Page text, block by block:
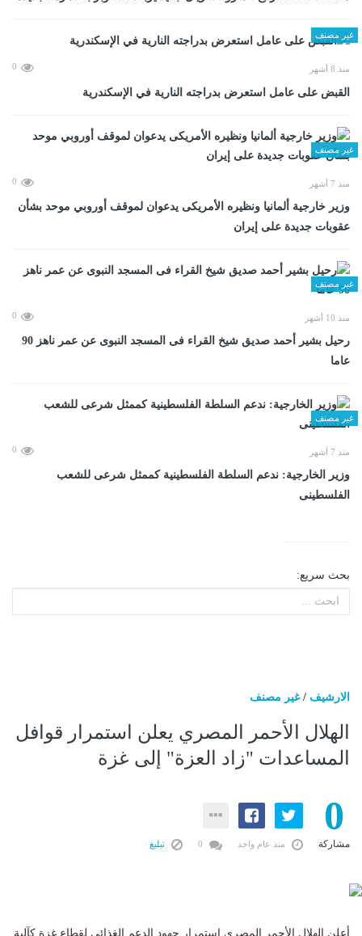
غير مصنف
منذ 8 أشهر 0
القبض على عامل استعرض بدراجته النارية في الإسكندرية
غير مصنف
منذ 7 أشهر 0
وزير خارجية ألمانيا ونظيره الأمريكى يدعوان لموقف أوروبي موحد بشأن
عقوبات جديدة على إيران
غير مصنف
منذ 10 أشهر 0
رحيل بشير أحمد صديق شيخ القراء فى المسجد النبوى عن عمر ناهز 90
عاما
غير مصنف
منذ 7 أشهر 0
وزير الخارجية: ندعم السلطة الفلسطينية كممثل شرعى للشعب
الفلسطينى
بحث سريع:
الارشيف /غير مصنف
الهلال الأحمر المصري يعلن استمرار قوافل
المساعدات "زاد العزة" إلى غزة
0
مشاركة منذ عام واحد تبليغ
أعلن الهلال الأحمر المصري استمرار جهود الدعم الغذائي لقطاع غزة كآلية